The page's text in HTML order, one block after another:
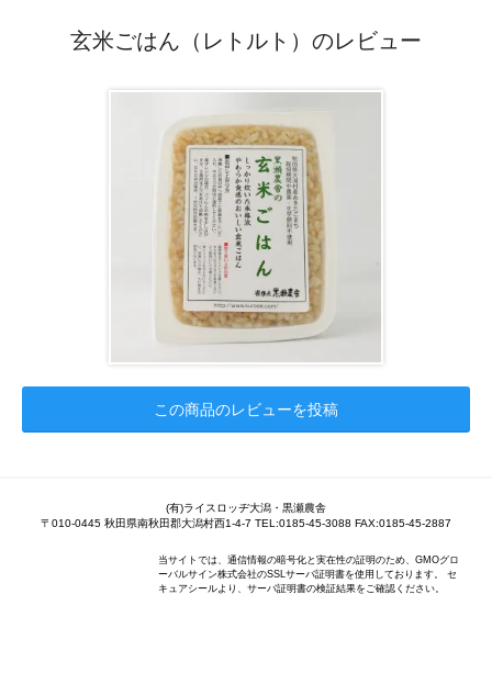
玄米ごはん（レトルト）のレビュー
この商品のレビューを投稿
(有)ライスロッヂ大潟・黒瀬農舎
〒010-0445 秋田県南秋田郡大潟村西1-4-7 TEL:0185-45-3088 FAX:0185-45-2887
当サイトでは、通信情報の暗号化と実在性の証明のため、GMOグロ
ーバルサイン株式会社のSSLサーバ証明書を使用しております。 セ
キュアシールより、サーバ証明書の検証結果をご確認ください。